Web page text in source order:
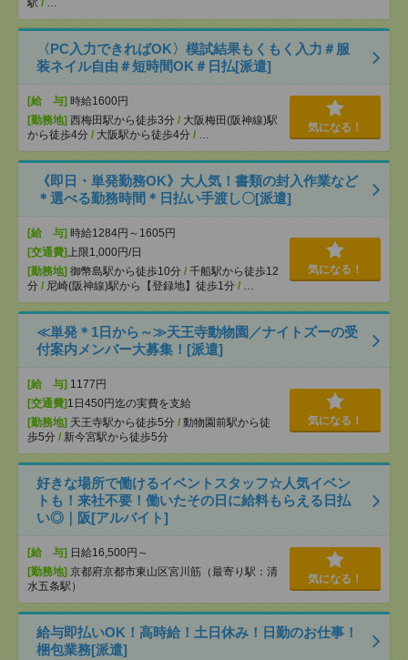
駅 / …
〈PC入力できればOK〉模試結果もくもく入力＃服
装ネイル自由＃短時間OK＃日払[派遣]
[給 与] 時給1600円
[勤務地] 西梅田駅から徒歩3分 / 大阪梅田(阪神線)駅
から徒歩4分 / 大阪駅から徒歩4分 / …
気になる！
《即日・単発勤務OK》大人気！書類の封入作業など
＊選べる勤務時間＊日払い手渡し〇[派遣]
[給 与] 時給1284円～1605円
[交通費] 上限1,000円/日
[勤務地] 御幣島駅から徒歩10分 / 千船駅から徒歩12
分 / 尼崎(阪神線)駅から【登録地】徒歩1分 / …
気になる！
≪単発＊1日から～≫天王寺動物園／ナイトズーの受
付案内メンバー大募集！[派遣]
[給 与] 1177円
[交通費] 1日450円迄の実費を支給
[勤務地] 天王寺駅から徒歩5分 / 動物園前駅から徒
歩5分 / 新今宮駅から徒歩5分
気になる！
好きな場所で働けるイベントスタッフ☆人気イベン
トも！来社不要！働いたその日に給料もらえる日払
い◎｜阪[アルバイト]
[給 与] 日給16,500円～
[勤務地] 京都府京都市東山区宮川筋（最寄り駅：清
水五条駅）
気になる！
給与即払いOK！高時給！土日休み！日勤のお仕事！
梱包業務[派遣]